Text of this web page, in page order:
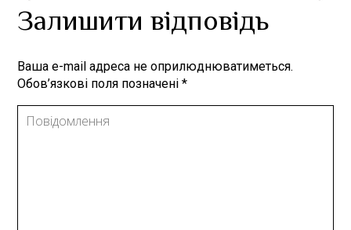
Залишити відповідь
Ваша e-mail адреса не оприлюднюватиметься.
Обов’язкові поля позначені*